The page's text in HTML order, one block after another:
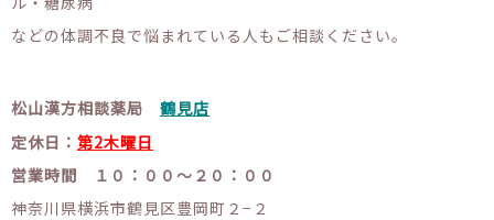
などの体調不良で悩まれている人もご相談ください。
松山漢方相談薬局 鶴見店
定休日： 第2木曜日
営業時間 １０：００〜２０：００
神奈川県横浜市鶴見区豊岡町２−２